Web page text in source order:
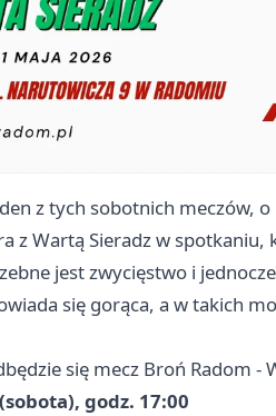
z tych sobotnich meczów,
z Wartą Sieradz w
jest zwycięstwo i
się gorąca, a w takich
się mecz Broń Radom -
godz. 17:00